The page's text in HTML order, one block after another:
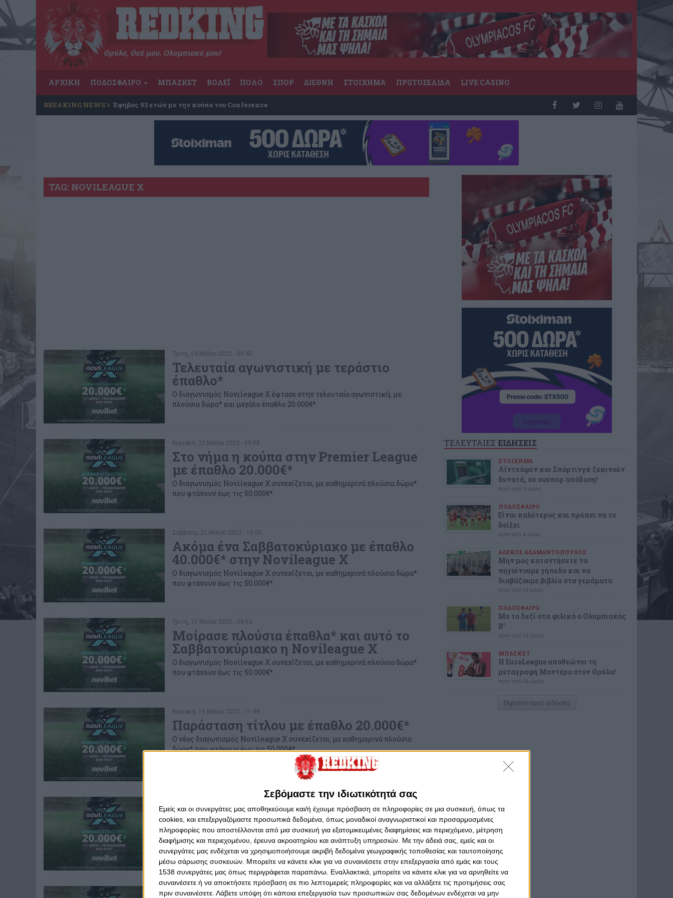
Σεβόμαστε την ιδιωτικότητά σας
Εμείς και οι συνεργάτες μας αποθηκεύουμε και/ή έχουμε πρόσβαση σε πληροφορίες σε μια συσκευή, όπως τα
cookies, και επεξεργαζόμαστε προσωπικά δεδομένα, όπως μοναδικοί αναγνωριστικοί και προσαρμοσμένες
πληροφορίες που αποστέλλονται από μια συσκευή για εξατομικευμένες διαφημίσεις και περιεχόμενο, μέτρηση
διαφήμισης και περιεχομένου, έρευνα ακροατηρίου και ανάπτυξη υπηρεσιών. Με την άδειά σας, εμείς και οι
συνεργάτες μας ενδέχεται να χρησιμοποιήσουμε ακριβή δεδομένα γεωγραφικής τοποθεσίας και ταυτοποίησης
μέσω σάρωσης συσκευών. Μπορείτε να κάνετε κλικ για να συναινέσετε στην επεξεργασία από εμάς και τους
1538 συνεργάτες μας όπως περιγράφεται παραπάνω. Εναλλακτικά, μπορείτε να κάνετε κλικ για να αρνηθείτε να
συναινέσετε ή να αποκτήσετε πρόσβαση σε πιο λεπτομερείς πληροφορίες και να αλλάξετε τις προτιμήσεις σας
πριν συναινέσετε. Λάβετε υπόψη ότι κάποια επεξεργασία των προσωπικών σας δεδομένων ενδέχεται να μην
Θρύλε, Θεέ μου, Ολυμπιακέ μου!
ΑΡΧΙΚΗ ΠΟΔΟΣΦΑΙΡΟ ΜΠΑΣΚΕΤ ΒΟΛΕΪ ΠΟΛΟ ΣΠΟΡ ΔΙΕΘΝΗ ΣΤΟΙΧΗΜΑ ΠΡΩΤΟΣΕΛΙΔΑ LIVE CASINO
BREAKING NEWS Έφηβος 93 ετών με την κούπα του Conference
TAG: NOVILEAGUE X
Τρίτη, 24 Μαΐου 2022 - 09:43
Τελευταία αγωνιστική με τεράστιο
έπαθλο*
Ο διαγωνισμός Novileague X έφτασε στην τελευταία αγωνιστική, με
πλούσια δώρα* και μεγάλο έπαθλο 20.000€*.
Κυριακή, 22 Μαΐου 2022 - 09:58
Στο νήμα η κούπα στην Premier League
με έπαθλο 20.000€*
Ο διαγωνισμός Novileague X συνεχίζεται, με καθημερινά πλούσια δώρα*
που φτάνουν έως τις 50.000€*.
Σάββατο, 21 Μαΐου 2022 - 10:00
Ακόμα ένα Σαββατοκύριακο με έπαθλο
40.000€* στην Novileague X
Ο διαγωνισμός Novileague X συνεχίζεται, με καθημερινά πλούσια δώρα*
που φτάνουν έως τις 50.000€*.
Τρίτη, 17 Μαΐου 2022 - 09:53
Μοίρασε πλούσια έπαθλα* και αυτό το
Σαββατοκύριακο η Novileague X
Ο διαγωνισμός Novileague X συνεχίζεται, με καθημερινά πλούσια δώρα*
που φτάνουν έως τις 50.000€*.
Κυριακή, 15 Μαΐου 2022 - 11:49
Παράσταση τίτλου με έπαθλο 20.000€*
Ο νέος διαγωνισμός Novileague X συνεχίζεται, με καθημερινά πλούσια
δώρα* που φτάνουν έως τις 50.000€*.
Τρεις μεγάλοι νικητές στην
μεσοβδόμαδη αγωνιστική
Ο νέος διαγωνισμός Novileague X συνεχίζεται, με καθημερινά πλούσια
δώρα* που φτάνουν έως τις 50.000€*.
Τρίτη, 10 Μαΐου 2022 - 09:54
ΤΕΛΕΥΤΑΙΕΣ ΕΙΔΗΣΕΙΣ
ΣΤΟΙΧΗΜΑ
Αϊντχόφεν και Σπόρτινγκ ξεκινούν
δυνατά, σε σούπερ απόδοση!
πριν από 2 ώρες
ΠΟΔΟΣΦΑΙΡΟ
Είναι καλύτερος και πρέπει να το
δείξει
πριν από 4 ώρες
ΑΛΕΚΟΣ ΑΔΑΜΑΝΤΟΠΟΥΛΟΣ
Μην μας καταντήσετε να
πηγαίνουμε γήπεδο και να
διαβάζουμε βιβλία στα γεράματα
πριν από 16 ώρες
ΠΟΔΟΣΦΑΙΡΟ
Με το δεξί στα φιλικά ο Ολυμπιακός
Β’
πριν από 16 ώρες
ΜΠΑΣΚΕΤ
Η EuroLeague αποθεώνει τη
μεταγραφή Μοντέρο στον Θρύλο!
πριν από 16 ώρες
Περισσότερες ειδήσεις